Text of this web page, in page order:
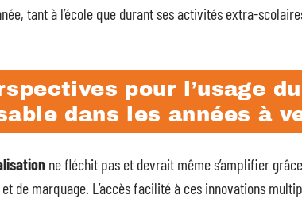
tant à l’école que durant ses activités extra-
pour l’usage
dans les années à
ne fléchit pas et devrait même s’amplifier
de marquage. L’accès facilité à ces innovations